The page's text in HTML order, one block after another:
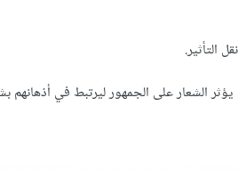
التأثير.
على الجمهور ليرتبط في أذهانهم